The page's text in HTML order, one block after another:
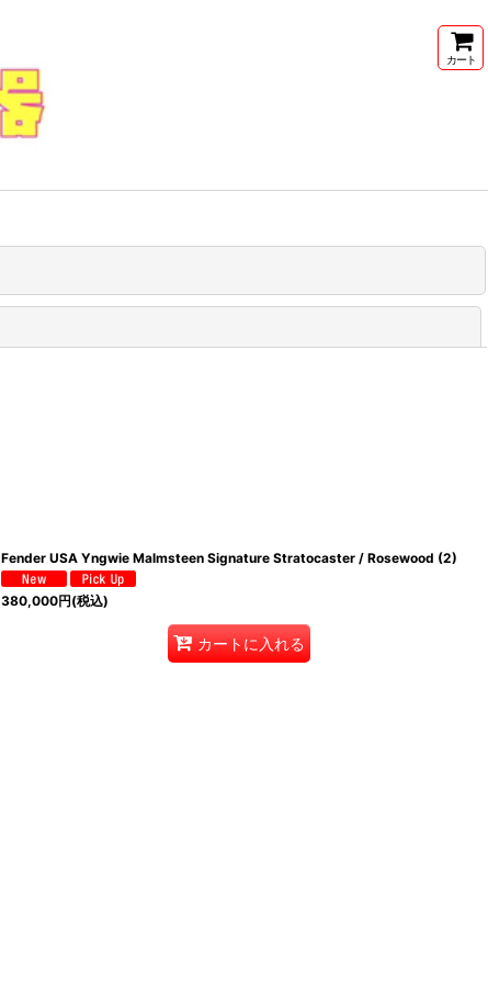
カート
Fender USA Yngwie Malmsteen Signature Stratocaster / Rosewood (2)
380,000円(税込)
カートに入れる